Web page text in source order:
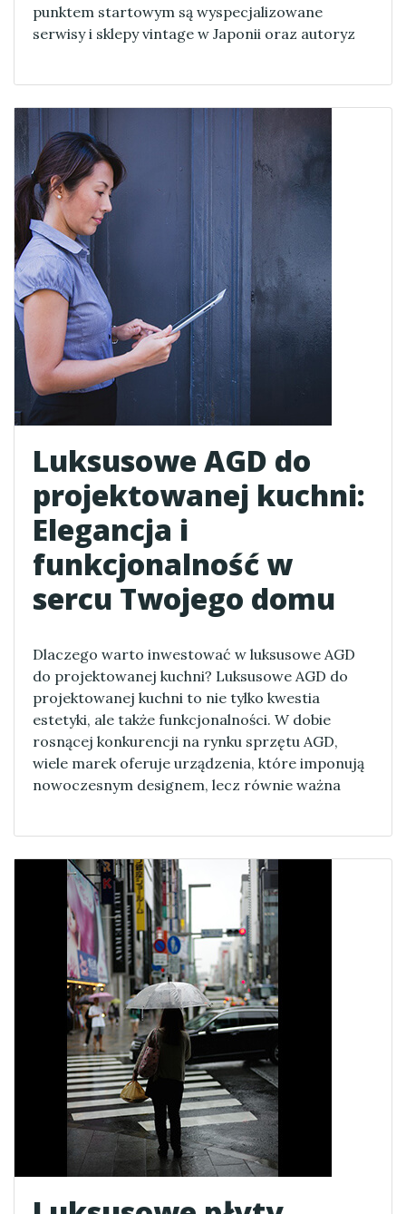
punktem startowym są wyspecjalizowane
serwisy i sklepy vintage w Japonii oraz autoryz
Luksusowe AGD do
projektowanej kuchni:
Elegancja i
funkcjonalność w
sercu Twojego domu
Dlaczego warto inwestować w luksusowe AGD
do projektowanej kuchni? Luksusowe AGD do
projektowanej kuchni to nie tylko kwestia
estetyki, ale także funkcjonalności. W dobie
rosnącej konkurencji na rynku sprzętu AGD,
wiele marek oferuje urządzenia, które imponują
nowoczesnym designem, lecz równie ważna